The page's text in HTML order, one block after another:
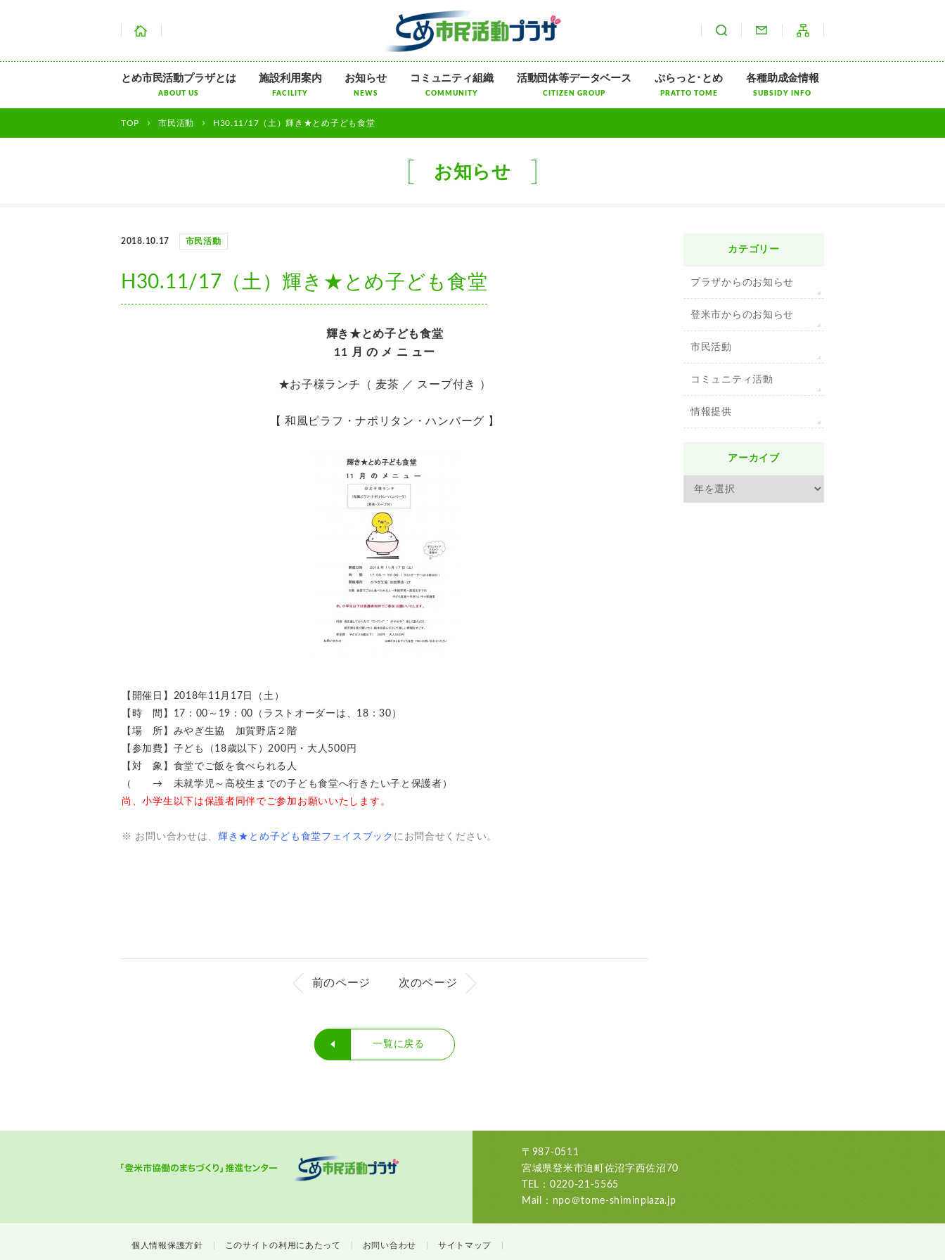
お問い合わせ
サイト内検索
ニ
ば
す
とめ市民活動プラザとは
ABOUT US
施設利用案内
FACILITY
お知らせ
NEWS
コミュニティ組織
COMMUNITY
活動団体等データベース
CITIZEN GROUP
ぷらっと･とめ
PRATTO TOME
各種助成金情報
SUBSIDY INFO
TOP 市民活動 H30.11/17（土）輝き★とめ子ども食堂
お知らせ
2018.10.17 市民活動
H30.11/17（土）輝き★とめ子ども食堂
輝き★とめ子ども食堂
11 月 の メ ニ ュー
★お子様ランチ（ 麦茶 ／ スープ付き ）
【 和風ピラフ・ナポリタン・ハンバーグ 】
【開催日】2018年11月17日（土）
【時 間】17：00～19：00（ラストオーダーは、18：30）
【場 所】みやぎ生協 加賀野店２階
【参加費】子ども（18歳以下）200円・大人500円
【対 象】食堂でご飯を食べられる人
（ → 未就学児～高校生までの子ども食堂へ行きたい子と保護者）
尚、小学生以下は保護者同伴でご参加お願いいたします。
※ お問い合わせは、 輝き★とめ子ども食堂フェイスブック にお問合せください。
前のページ 次のページ
一覧に戻る
カテゴリー
プラザからのお知らせ
登米市からのお知らせ
市民活動
コミュニティ活動
情報提供
アーカイブ
〒987-0511
宮城県登米市迫町佐沼字西佐沼70
TEL：0220-21-5565
Mail：npo＠tome-shiminplaza.jp
個人情報保護方針 このサイトの利用にあたって お問い合わせ サイトマップ